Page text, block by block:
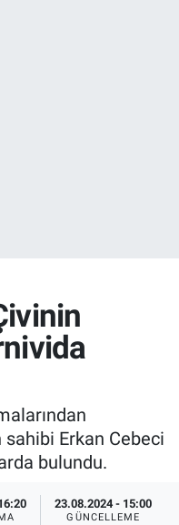
sahibi Erkan Cebeci
bulundu.
23.08.2024 - 15:00
GÜNCELLEME